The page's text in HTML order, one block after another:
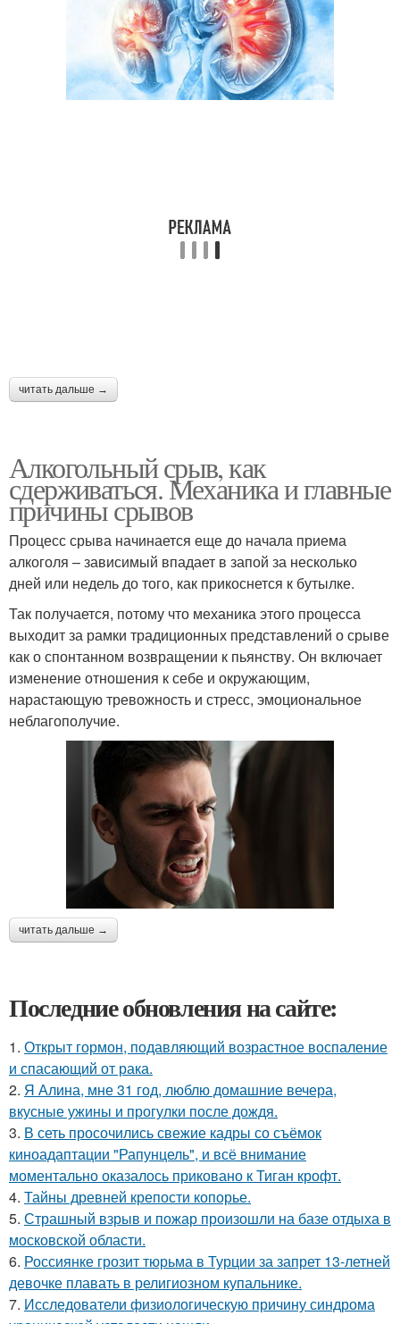
читать дальше →
Алкогольный срыв, как
сдерживаться. Механика и главные
причины срывов
Процесс срыва начинается еще до начала приема
алкоголя – зависимый впадает в запой за несколько
дней или недель до того, как прикоснется к бутылке.
Так получается, потому что механика этого процесса
выходит за рамки традиционных представлений о срыве
как о спонтанном возвращении к пьянству. Он включает
изменение отношения к себе и окружающим,
нарастающую тревожность и стресс, эмоциональное
неблагополучие.
читать дальше →
Последние обновления на сайте:
1. Открыт гормон, подавляющий возрастное воспаление
и спасающий от рака.
2. Я Алина, мне 31 год, люблю домашние вечера,
вкусные ужины и прогулки после дождя.
3. В сеть просочились свежие кадры со съёмок
киноадаптации "Рапунцель", и всё внимание
моментально оказалось приковано к Тиган крофт.
4. Тайны древней крепости копорье.
5. Страшный взрыв и пожар произошли на базе отдыха в
московской области.
6. Россиянке грозит тюрьма в Турции за запрет 13-летней
девочке плавать в религиозном купальнике.
7. Исследователи физиологическую причину синдрома